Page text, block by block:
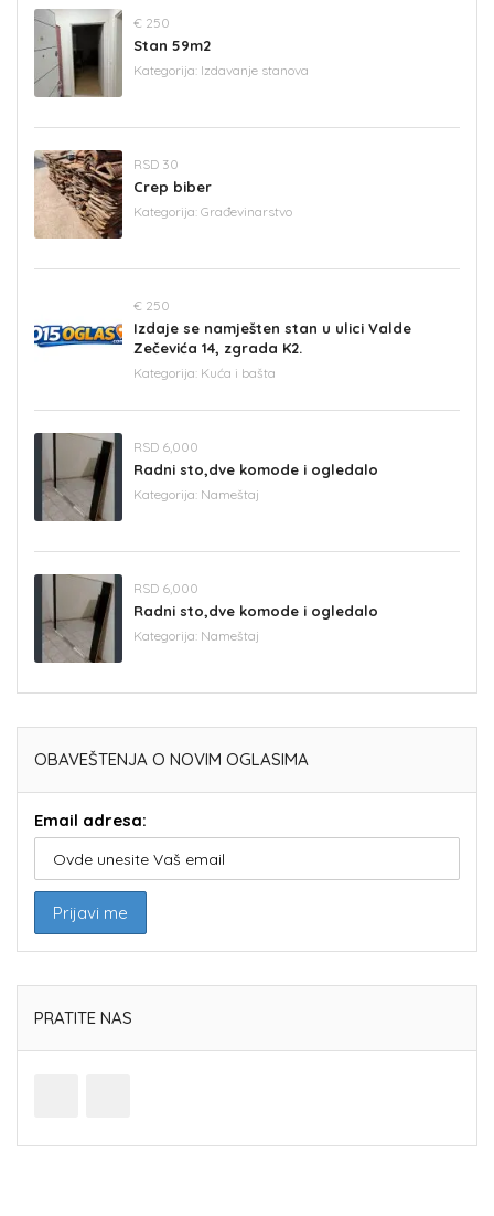
€ 250
Stan 59m2
Kategorija: Izdavanje stanova
RSD 30
Crep biber
Kategorija: Građevinarstvo
€ 250
Izdaje se namješten stan u ulici Valde
Zečevića 14, zgrada K2.
Kategorija: Kuća i bašta
RSD 6,000
Radni sto,dve komode i ogledalo
Kategorija: Nameštaj
RSD 6,000
Radni sto,dve komode i ogledalo
Kategorija: Nameštaj
OBAVEŠTENJA O NOVIM OGLASIMA
Email adresa:
PRATITE NAS